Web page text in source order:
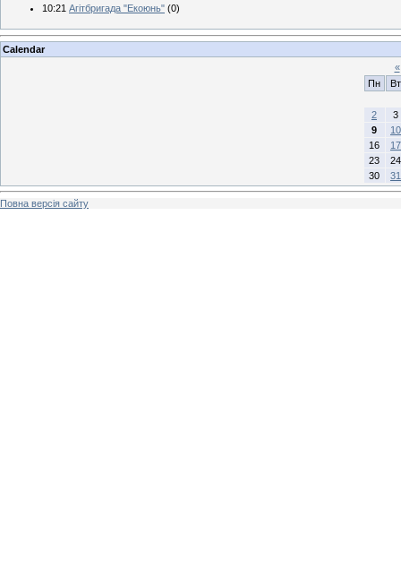
10:21 Агітбригада "Екоюнь" (0)
Calendar
«
Пн
Вт
2
3
9
10
16
17
23
24
30
31
Повна версія сайту